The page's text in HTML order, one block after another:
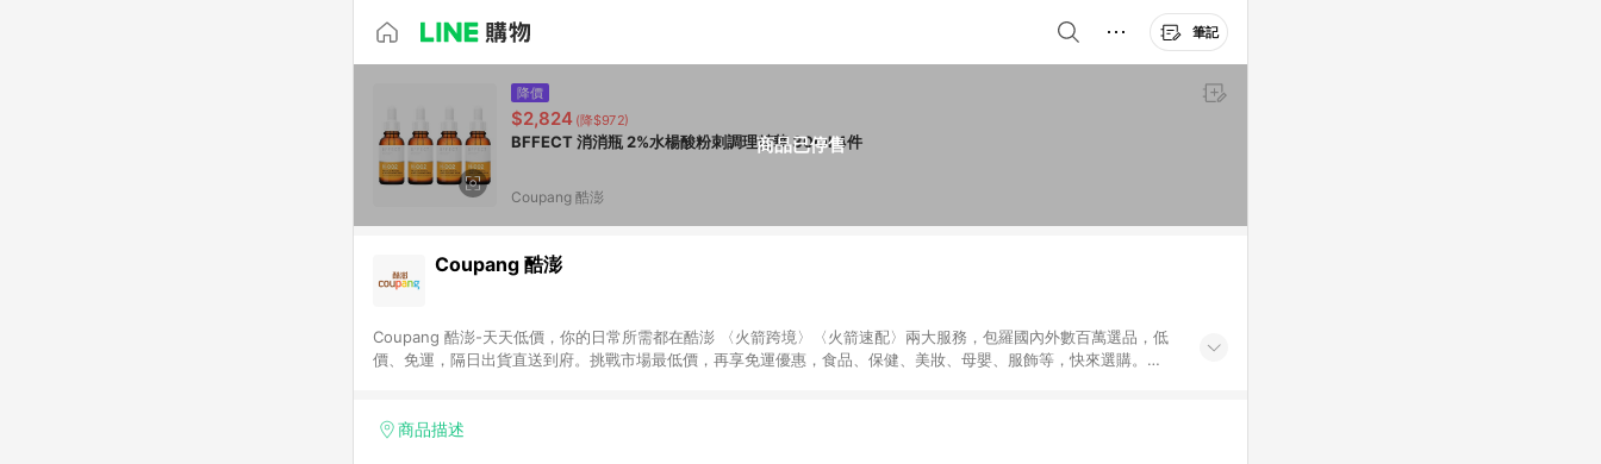
筆記
商品已停售
降價
$2,824 (降$972)
BFFECT 消消瓶 2%水楊酸粉刺調理精華 30ml 4件
Coupang 酷澎
Coupang 酷澎
Coupang 酷澎-天天低價，你的日常所需都在酷澎 〈火箭跨境〉〈火箭速配〉兩大服務，包羅國內外數百萬選品，低
價、免運，隔日出貨直送到府。挑戰市場最低價，再享免運優惠，食品、保健、美妝、母嬰、服飾等，快來選購。
商品描述